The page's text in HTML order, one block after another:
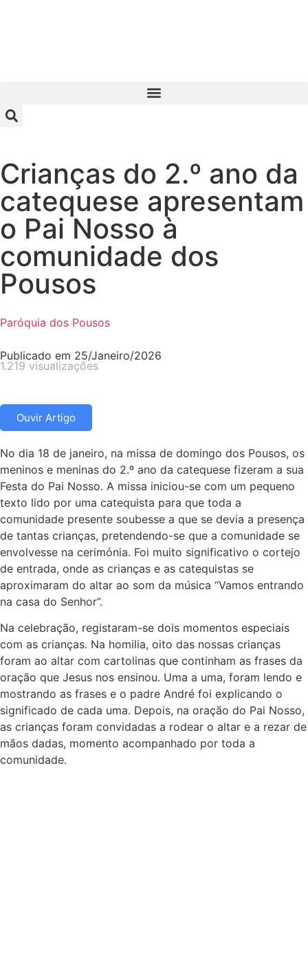
Crianças do 2.º ano da
catequese apresentam
o Pai Nosso à
comunidade dos
Pousos
Paróquia dos Pousos
Publicado em 25/Janeiro/2026
1.219 visualizações
Ouvir Artigo
No dia 18 de janeiro, na missa de domingo dos Pousos, os
meninos e meninas do 2.º ano da catequese fizeram a sua
Festa do Pai Nosso. A missa iniciou-se com um pequeno
texto lido por uma catequista para que toda a
comunidade presente soubesse a que se devia a presença
de tantas crianças, pretendendo-se que a comunidade se
envolvesse na cerimónia. Foi muito significativo o cortejo
de entrada, onde as crianças e as catequistas se
aproximaram do altar ao som da música “Vamos entrando
na casa do Senhor”.
Na celebração, registaram-se dois momentos especiais
com as crianças. Na homilia, oito das nossas crianças
foram ao altar com cartolinas que continham as frases da
oração que Jesus nos ensinou. Uma a uma, foram lendo e
mostrando as frases e o padre André foi explicando o
significado de cada uma. Depois, na oração do Pai Nosso,
as crianças foram convidadas a rodear o altar e a rezar de
mãos dadas, momento acompanhado por toda a
comunidade.